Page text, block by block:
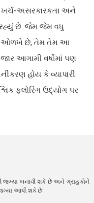
ખર્ચ-અસરકારકતા અને
રહ્યું છે. જેમ જેમ વધુ
ઓળખે છે, તેમ તેમ આ
આગામી વર્ષોમાં પણ
હોય કે વ્યાપારી
ફ્લોરિંગ ઉદ્યોગ પર
જગ્યા બનાવી શકે છે અને ગ્રાહકોને
આપી શકે છે.